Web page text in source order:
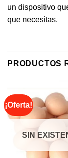
un dispositivo
que necesitas.
PRODUCTOS
¡Oferta!
SIN